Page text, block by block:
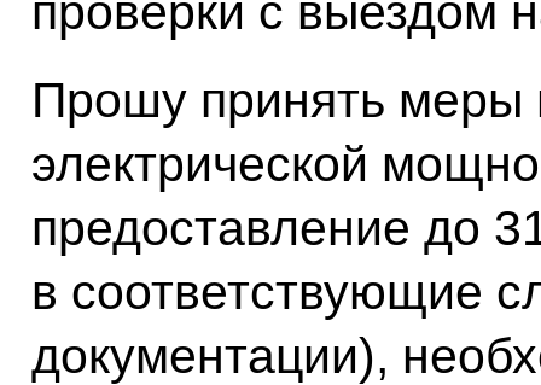
проверки с выездом
Прошу принять меры
электрической
предоставление до
в соответствующие
документации),